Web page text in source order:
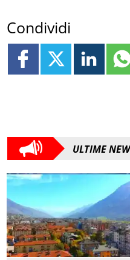
Condividi
ULTIME